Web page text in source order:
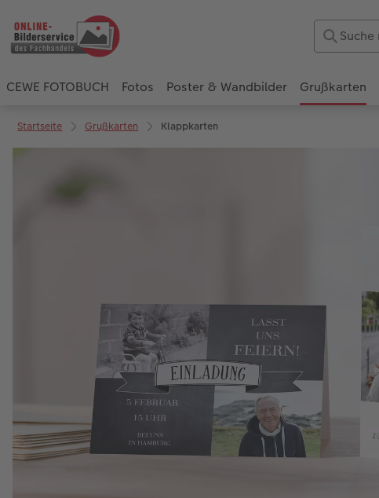
CEWE FOTOBUCH Fotos Poster & Wandbilder Grußkarten
Startseite Grußkarten Klappkarten